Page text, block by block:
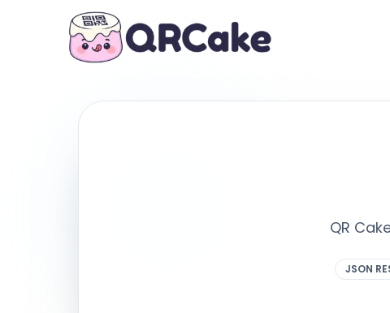
QR
JSON